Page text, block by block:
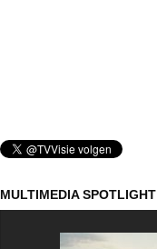
MULTIMEDIA SPOTLIGHT